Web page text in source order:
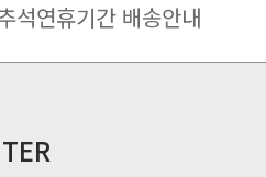
석연휴기간 배송안내
절 배송안내